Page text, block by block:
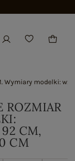
Wymiary modelki:
ROZMIAR
CM,
CM